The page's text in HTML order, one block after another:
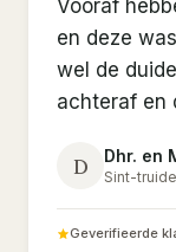
Vooraf
en deze
wel de
achteraf en
D Dhr. en
Sint-
Geverifieerde